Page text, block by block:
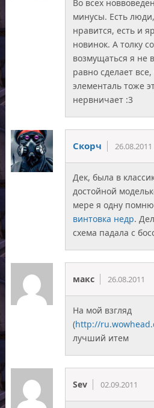
Во всех
минусы. Есть
нравится, есть и
новинок. А толку
возмущаться я не
равно сделает
элементаль тоже
нервничает :3
Скорч 26.08.2011
Дек, была в
достойной
мере я одну
винтовка недр.
схема падала с
макс 26.08.2011
На мой взгляд
(http://
лучший итем
Sev 02.09.2011